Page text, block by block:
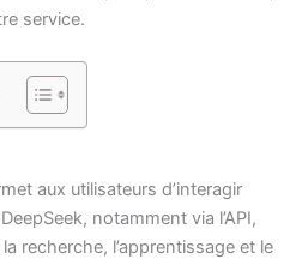
service.
aux utilisateurs d’interagir
notamment via l’API,
recherche, l’apprentissage et le